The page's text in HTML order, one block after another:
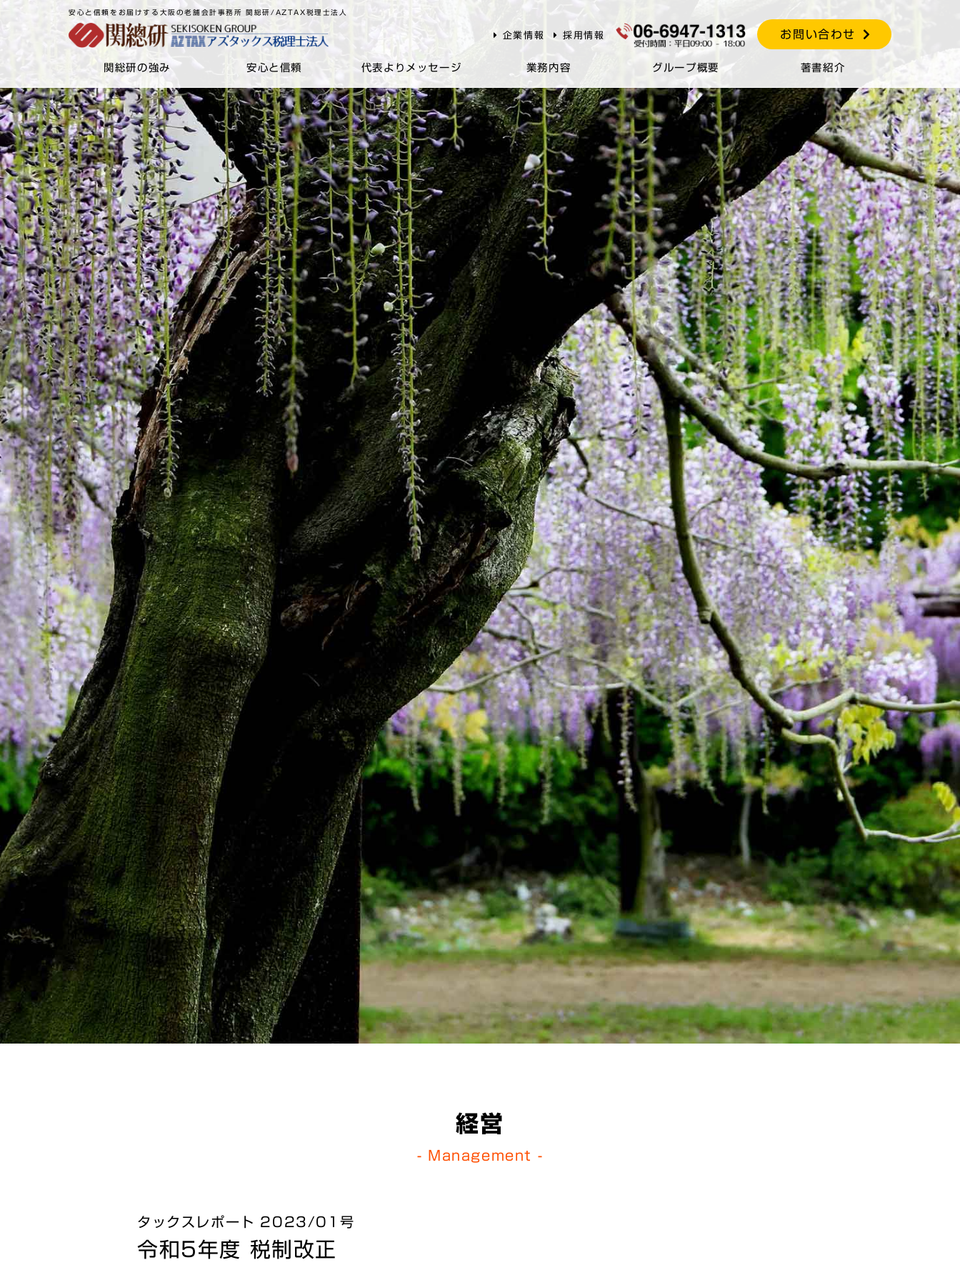
安心と信頼をお届けする大阪の老舗会計事務所 関総研/AZTAX税理士法人
お問い合わせ
企業情報 採用情報
関総研の強み 安心と信頼 代表よりメッセージ 業務内容 グループ概要 著書紹介
経営
- Management -
タックスレポート 2023/01号
令和5年度 税制改正